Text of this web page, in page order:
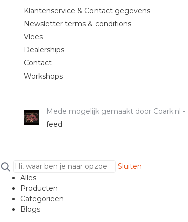
Klantenservice & Contact gegevens
Newsletter terms & conditions
Vlees
Dealerships
Contact
Workshops
Mede mogelijk gemaakt door Coark.nl -
feed
Sluiten
Alles
Producten
Categorieën
Blogs